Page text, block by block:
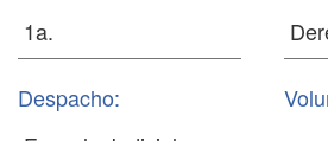
Despacho: